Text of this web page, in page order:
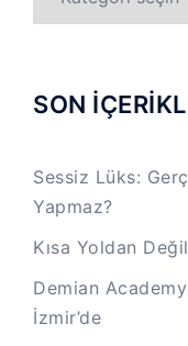
KATEGORİLER
SON
Sessiz Lüks:
Yapmaz?
Kısa Yoldan
Demian
İzmir’de